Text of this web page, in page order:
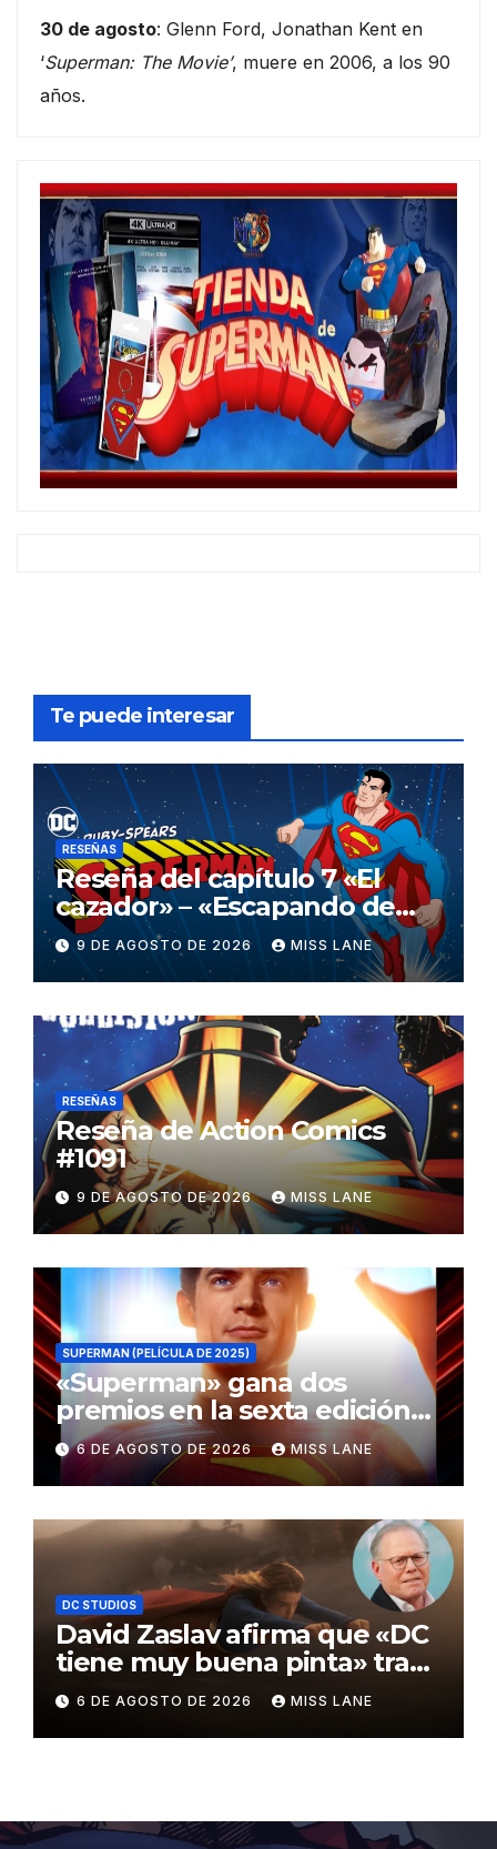
30 de agosto: Glenn Ford, Jonathan Kent en
‘Superman: The Movie’, muere en 2006, a los 90
años.
Te puede interesar
RESEÑAS
Reseña del capítulo 7 «El
cazador» – «Escapando de
casa» de «Superman»
9 DE AGOSTO DE 2026 MISS LANE
RESEÑAS
Reseña de Action Comics
#1091
9 DE AGOSTO DE 2026 MISS LANE
SUPERMAN (PELÍCULA DE 2025)
«Superman» gana dos
premios en la sexta edición
de los Critics Choice Super
Awards
6 DE AGOSTO DE 2026 MISS LANE
DC STUDIOS
David Zaslav afirma que «DC
tiene muy buena pinta» tras
el fracaso de «Supergirl»
6 DE AGOSTO DE 2026 MISS LANE